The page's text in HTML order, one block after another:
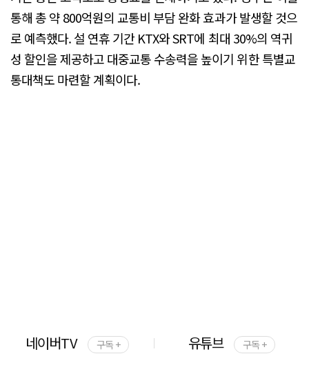
통해 총 약 800억원의 교통비 부담 완화 효과가 발생할 것으
로 예측했다. 설 연휴 기간 KTX와 SRT에 최대 30%의 역귀
성 할인을 제공하고 대중교통 수송력을 높이기 위한 특별교
통대책도 마련할 계획이다.
네이버TV 구독 + 유튜브 구독 +